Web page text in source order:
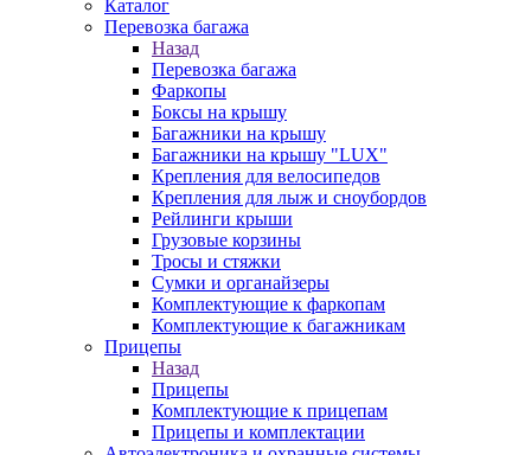
Каталог
Перевозка багажа
Назад
Перевозка багажа
Фаркопы
Боксы на крышу
Багажники на крышу
Багажники на крышу "LUX"
Крепления для велосипедов
Крепления для лыж и сноубордов
Рейлинги крыши
Грузовые корзины
Тросы и стяжки
Сумки и органайзеры
Комплектующие к фаркопам
Комплектующие к багажникам
Прицепы
Назад
Прицепы
Комплектующие к прицепам
Прицепы и комплектации